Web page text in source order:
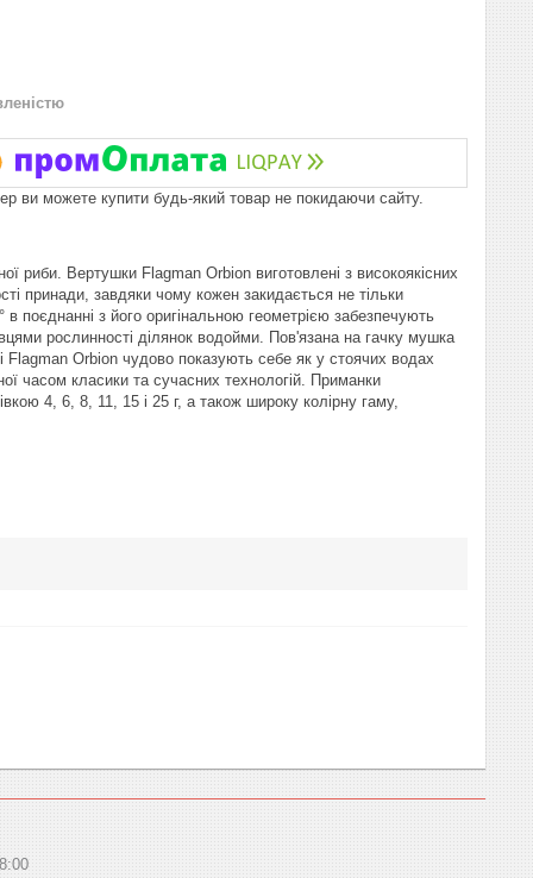
ви можете купити будь-який товар не покидаючи сайту.
Вертушки Flagman Orbion виготовлені з високоякісних
принади, завдяки чому кожен закидається не тільки
поєднанні з його оригінальною геометрією забезпечують
рослинності ділянок водойми. Пов'язана на гачку мушка
Flagman Orbion чудово показують себе як у стоячих водах
часом класики та сучасних технологій. Приманки
4, 6, 8, 11, 15 і 25 г, а також широку колірну гаму,